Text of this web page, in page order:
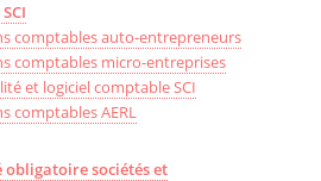
comptables auto-entrepreneurs
comptables micro-entreprises
et logiciel comptable SCI
comptables AERL
sociétés et